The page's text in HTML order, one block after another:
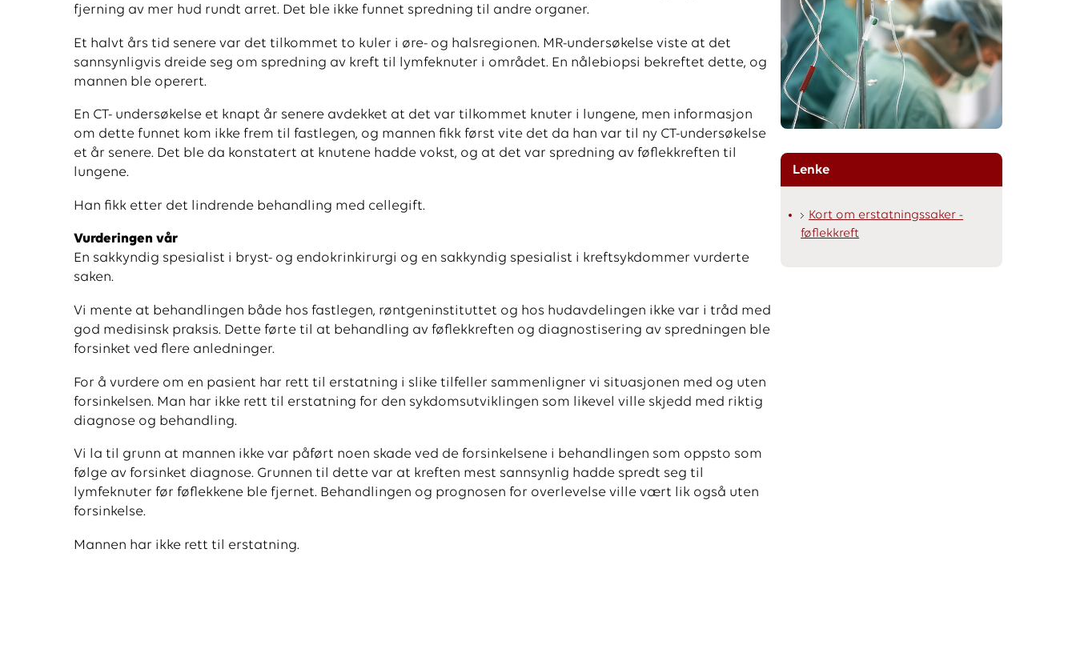
fjerning av mer hud rundt arret. Det ble ikke funnet spredning til andre organer.
Et halvt års tid senere var det tilkommet to kuler i øre- og halsregionen. MR-undersøkelse viste at det
sannsynligvis dreide seg om spredning av kreft til lymfeknuter i området. En nålebiopsi bekreftet dette, og
mannen ble operert.
En CT- undersøkelse et knapt år senere avdekket at det var tilkommet knuter i lungene, men informasjon
om dette funnet kom ikke frem til fastlegen, og mannen fikk først vite det da han var til ny CT-undersøkelse
et år senere. Det ble da konstatert at knutene hadde vokst, og at det var spredning av føflekkreften til
lungene.
Han fikk etter det lindrende behandling med cellegift.
Vurderingen vår
En sakkyndig spesialist i bryst- og endokrinkirurgi og en sakkyndig spesialist i kreftsykdommer vurderte
saken.
Vi mente at behandlingen både hos fastlegen, røntgeninstituttet og hos hudavdelingen ikke var i tråd med
god medisinsk praksis. Dette førte til at behandling av føflekkreften og diagnostisering av spredningen ble
forsinket ved flere anledninger.
For å vurdere om en pasient har rett til erstatning i slike tilfeller sammenligner vi situasjonen med og uten
forsinkelsen. Man har ikke rett til erstatning for den sykdomsutviklingen som likevel ville skjedd med riktig
diagnose og behandling.
Vi la til grunn at mannen ikke var påført noen skade ved de forsinkelsene i behandlingen som oppsto som
følge av forsinket diagnose. Grunnen til dette var at kreften mest sannsynlig hadde spredt seg til
lymfeknuter før føflekkene ble fjernet. Behandlingen og prognosen for overlevelse ville vært lik også uten
forsinkelse.
Mannen har ikke rett til erstatning.
Lenke
Kort om erstatningssaker -
føflekkreft